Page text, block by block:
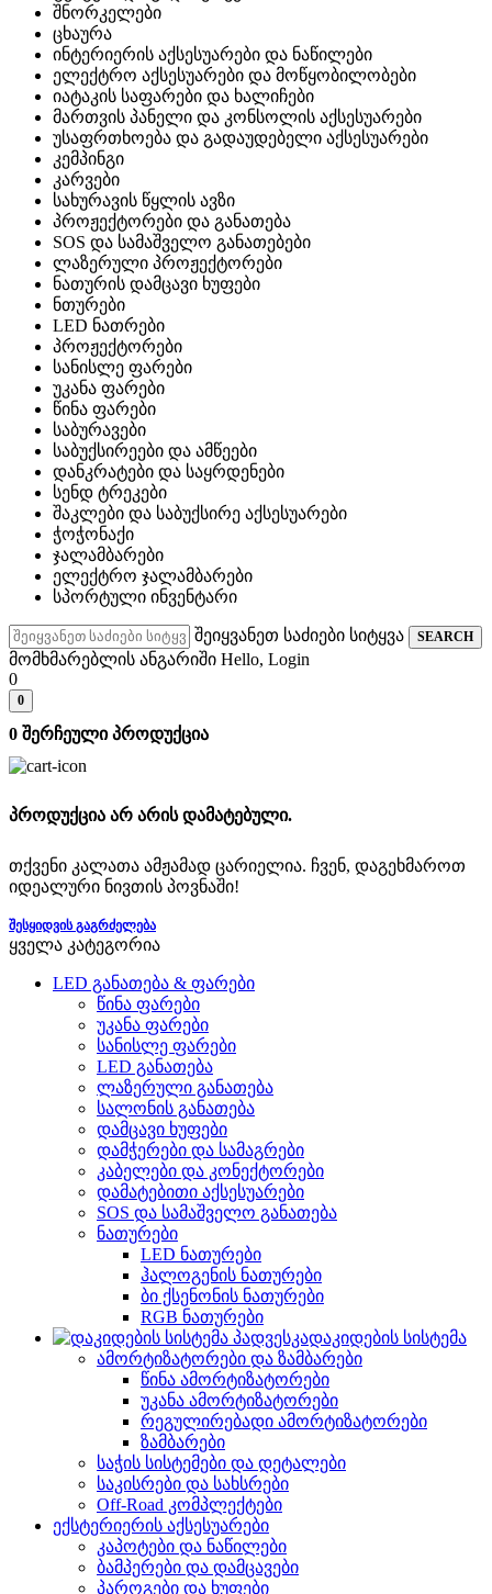
შნორკელები
ცხაურა
ინტერიერის აქსესუარები და ნაწილები
ელექტრო აქსესუარები და მოწყობილობები
იატაკის საფარები და ხალიჩები
მართვის პანელი და კონსოლის აქსესუარები
უსაფრთხოება და გადაუდებელი აქსესუარები
კემპინგი
კარვები
სახურავის წყლის ავზი
პროჟექტორები და განათება
SOS და სამაშველო განათებები
ლაზერული პროჟექტორები
ნათურის დამცავი ხუფები
ნთურები
LED ნათრები
პროჟექტორები
სანისლე ფარები
უკანა ფარები
წინა ფარები
საბურავები
საბუქსირეები და ამწეები
დანკრატები და საყრდენები
სენდ ტრეკები
შაკლები და საბუქსირე აქსესუარები
ჭოჭონაქი
ჯალამბარები
ელექტრო ჯალამბარები
სპორტული ინვენტარი
შეიყვანეთ საძიები სიტყვა SEARCH
მომხმარებლის ანგარიში Hello, Login
0
0
0 შერჩეული პროდუქცია
პროდუქცია არ არის დამატებული.
თქვენი კალათა ამჟამად ცარიელია. ჩვენ, დაგეხმაროთ
იდეალური ნივთის პოვნაში!
ᲨᲔᲡᲧᲘᲓᲕᲘᲡ ᲒᲐᲒᲠᲫᲔᲚᲔᲑᲐ
ყველა კატეგორია
LED განათება & ფარები
წინა ფარები
უკანა ფარები
სანისლე ფარები
LED განათება
ლაზერული განათება
სალონის განათება
დამცავი ხუფები
დამჭერები და სამაგრები
კაბელები და კონექტორები
დამატებითი აქსესუარები
SOS და სამაშველო განათება
ნათურები
LED ნათურები
ჰალოგენის ნათურები
ბი ქსენონის ნათურები
RGB ნათურები
დაკიდების სისტემა
ამორტიზატორები და ზამბარები
წინა ამორტიზატორები
უკანა ამორტიზატორები
რეგულირებადი ამორტიზატორები
ზამბარები
საჭის სისტემები და დეტალები
საკისრები და სახსრები
Off-Road კომპლექტები
ექსტერიერის აქსესუარები
კაპოტები და ნაწილები
ბამპერები და დამცავები
პაროგები და ხუფები